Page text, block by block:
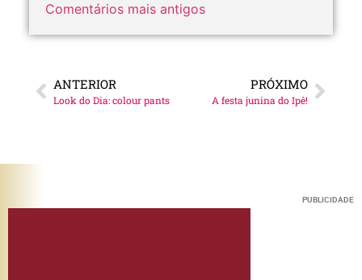
Comentários mais antigos
ANTERIOR
Look do Dia:colour pants
PRÓXIMO
A festa junina do Ipê!
PUBLICIDADE